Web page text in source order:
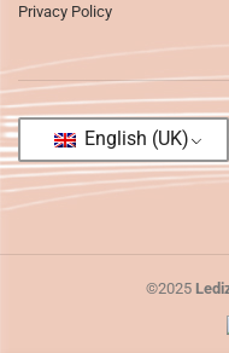
Privacy Policy
English (UK)
©2025